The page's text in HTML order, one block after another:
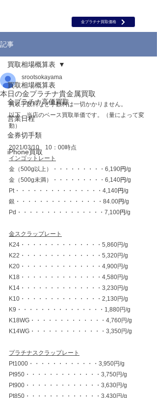
金プラチナ買取価格
記事
買取相場概算表
金プラチナ高価買取
営業日程
金券切手類
iPhone買取
買取相場概算表
本日の金プラチナ貴金属買取
srootsokayama
買取手数料など手数料は一切かかりません。
以下、当店のベース買取単価です。（量によって変
動）
2021/03/10　10：00時点
インゴットレート
金（500g以上）・・・・・・・・・6,190円/g
金（500g未満）・・・・・・・・・6,140円/g
Pt・・・・・・・・・・・・・・・4,140円/g
銀・・・・・・・・・・・・・・・84.00円/g
Pd・・・・・・・・・・・・・・・7,100円/g
金スクラップレート
K24・・・・・・・・・・・・・・5,860円/g
K22・・・・・・・・・・・・・・5,320円/g
K20・・・・・・・・・・・・・・4,900円/g
K18・・・・・・・・・・・・・・4,580円/g
K14・・・・・・・・・・・・・・3,230円/g
K10・・・・・・・・・・・・・・2,130円/g
K9・・・・・・・・・・・・・・・1,880円/g
K18WG・・・・・・・・・・・・・4,760円/g
K14WG・・・・・・・・・・・・・3,350円/g
プラチナスクラップレート
Pt1000・・・・・・・・・・・・3,950円/g
Pt950・・・・・・・・・・・・・3,750円/g
Pt900・・・・・・・・・・・・・3,630円/g
Pt850・・・・・・・・・・・・・3,430円/g